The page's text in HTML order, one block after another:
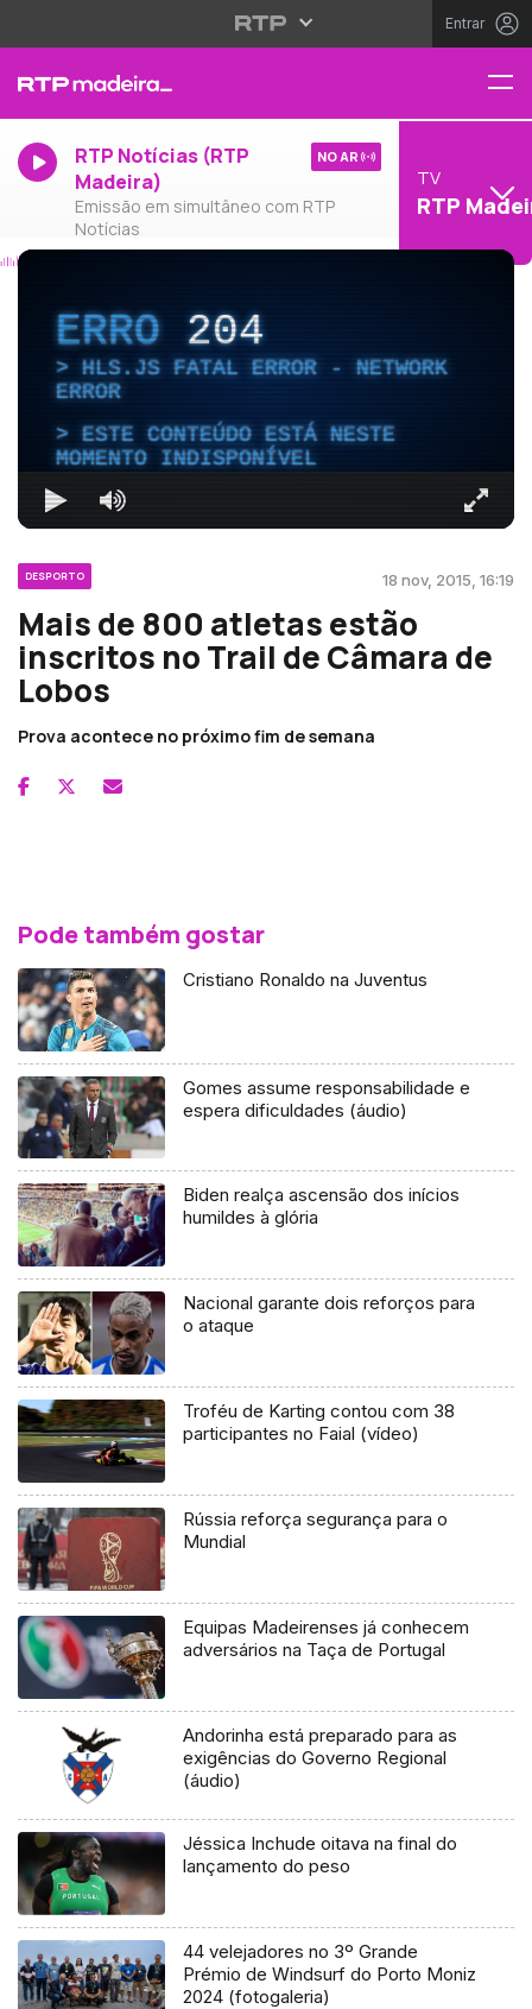
Entrar
RTP Notícias (RTP
Madeira)
Emissão em simultâneo com RTP
Notícias
NO AR
TV
RTP
ERRO204
HLS.JS FATAL ERROR - NETWORK
ERROR
ESTE CONTEÚDO ESTÁ NESTE
MOMENTO INDISPONÍVEL
DESPORTO 18 nov, 2015, 16:19
Mais de 800 atletas estão
inscritos no Trail de Câmara de
Lobos
Prova acontece no próximo fim de semana
Pode também gostar
Cristiano Ronaldo na Juventus
Gomes assume responsabilidade e
espera dificuldades (áudio)
Biden realça ascensão dos inícios
humildes à glória
Nacional garante dois reforços para
o ataque
Troféu de Karting contou com 38
participantes no Faial (vídeo)
Rússia reforça segurança para o
Mundial
Equipas Madeirenses já conhecem
adversários na Taça de Portugal
Andorinha está preparado para as
exigências do Governo Regional
(áudio)
Jéssica Inchude oitava na final do
lançamento do peso
44 velejadores no 3º Grande
Prémio de Windsurf do Porto Moniz
2024 (fotogaleria)